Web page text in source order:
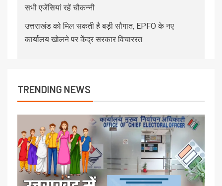
सभी एजेंसियां रहें चौकन्नी
उत्तराखंड को मिल सकती है बड़ी सौगात, EPFO के नए
कार्यालय खोलने पर केंद्र सरकार विचाररत
TRENDING NEWS